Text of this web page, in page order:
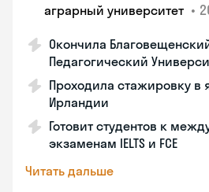
аграрный университет •
Окончила
Педагогический
Проходила стажировку в
Ирландии
Готовит студентов к
экзаменам IELTS и FCE
Читать дальше